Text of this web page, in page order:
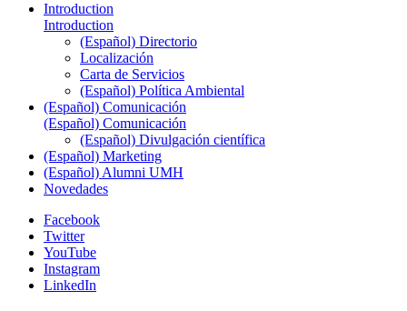
Introduction
Introduction
(Español) Directorio
Localización
Carta de Servicios
(Español) Política Ambiental
(Español) Comunicación
(Español) Comunicación
(Español) Divulgación científica
(Español) Marketing
(Español) Alumni UMH
Novedades
Facebook
Twitter
YouTube
Instagram
LinkedIn